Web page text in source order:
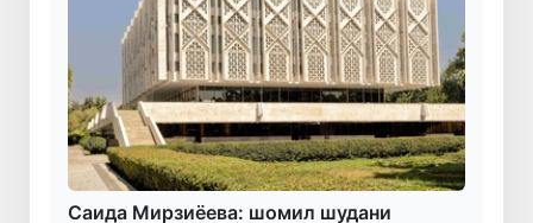
Саида Мирзиёева: шомил шудани